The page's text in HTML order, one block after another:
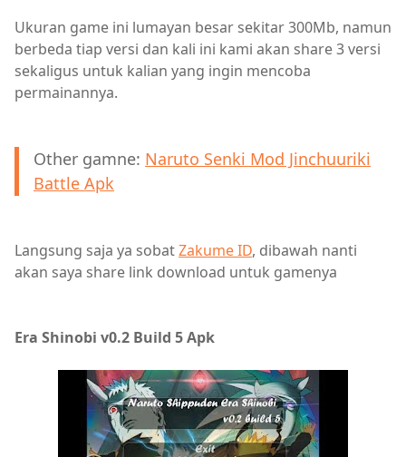
Ukuran game ini lumayan besar sekitar 300Mb, namun
berbeda tiap versi dan kali ini kami akan share 3 versi
sekaligus untuk kalian yang ingin mencoba
permainannya.
Other gamne: Naruto Senki Mod Jinchuuriki
Battle Apk
Langsung saja ya sobatZakume ID, dibawah nanti
akan saya share link download untuk gamenya
Era Shinobi v0.2 Build 5 Apk